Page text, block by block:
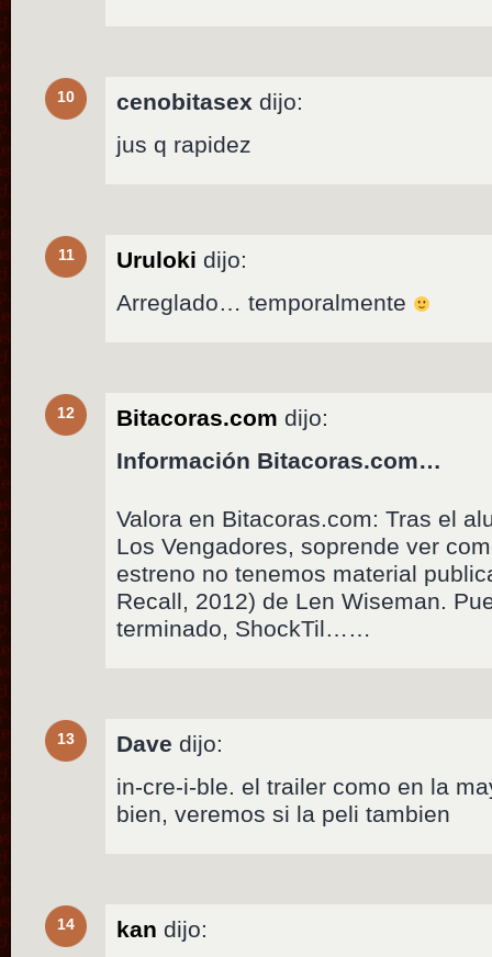
10 cenobitasex dijo:
jus q rapidez
11 Uruloki dijo:
Arreglado… temporalmente
12 Bitacoras.com dijo:
Información Bitacoras.com…
Valora en Bitacoras.com: Tras el
Los Vengadores, soprende ver
estreno no tenemos material
Recall, 2012) de Len Wiseman.
terminado, ShockTil……
13 Dave dijo:
in-cre-i-ble. el trailer como en la
bien, veremos si la peli tambien
14 kan dijo: